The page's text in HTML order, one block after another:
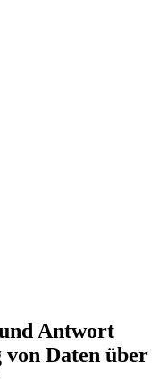
Antwort
von Daten über